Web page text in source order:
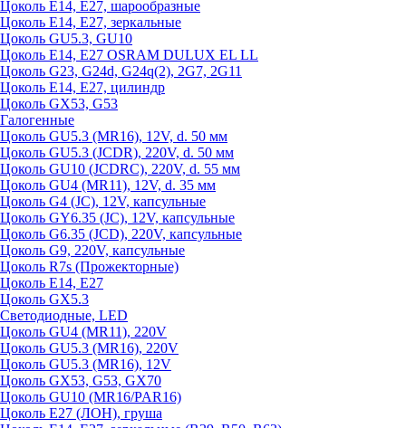
Цоколь Е14, Е27, шарообразные
Цоколь Е14, Е27, зеркальные
Цоколь GU5.3, GU10
Цоколь Е14, Е27 OSRAM DULUX EL LL
Цоколь G23, G24d, G24q(2), 2G7, 2G11
Цоколь Е14, Е27, цилиндр
Цоколь GX53, G53
Галогенные
Цоколь GU5.3 (MR16), 12V, d. 50 мм
Цоколь GU5.3 (JCDR), 220V, d. 50 мм
Цоколь GU10 (JCDRC), 220V, d. 55 мм
Цоколь GU4 (MR11), 12V, d. 35 мм
Цоколь G4 (JC), 12V, капсульные
Цоколь GY6.35 (JC), 12V, капсульные
Цоколь G6.35 (JCD), 220V, капсульные
Цоколь G9, 220V, капсульные
Цоколь R7s (Прожекторные)
Цоколь E14, E27
Цоколь GX5.3
Светодиодные, LED
Цоколь GU4 (MR11), 220V
Цоколь GU5.3 (MR16), 220V
Цоколь GU5.3 (MR16), 12V
Цоколь GX53, G53, GX70
Цоколь GU10 (MR16/PAR16)
Цоколь Е27 (ЛОН), груша